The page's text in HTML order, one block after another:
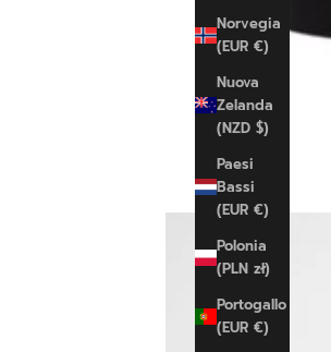
Norvegia
(EUR €)
Nuova
Zelanda
(NZD $)
Paesi
Bassi
(EUR €)
Polonia
(PLN zł)
Portogallo
(EUR €)